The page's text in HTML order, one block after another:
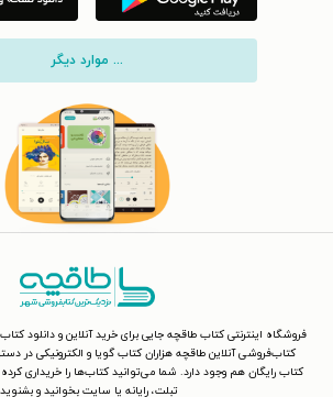
... موارد دیگر
فروشگاه اینترنتی کتاب طاقچه جایی برای خرید آنلاین و دانلود
کتاب‌فروشی آنلاین طاقچه هزاران کتاب گویا و الکترونیکی در
کتاب رایگان هم وجود دارد. شما می‌توانید کتاب‌ها را خریداری کرده
تبلت، رایانه یا سایت بخوانید و